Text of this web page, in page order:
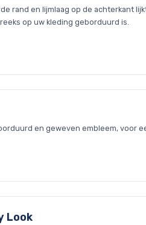
rand en lijmlaag op de achterkant
op uw kleding geborduurd is.
en geweven embleem, voor
Look